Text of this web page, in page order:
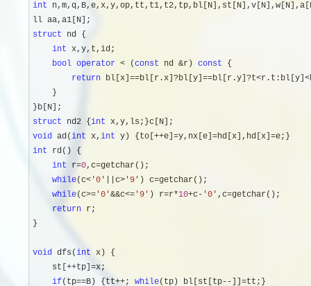
int
struct nd {
int x,y,t,id;
bool operator < (const nd &r) const {
return
    }
struct nd2 { int
void ad(int x, int y) {to[++e]=y,nx[e]=hd[x],hd[x]=
int rd() {
int r=0,c=getchar();
while(c< '0 ' ||c> '9 ' ) c=getchar();
while(c>= '0 '&&c<= '9 ' ) r=r*10+c- '0 ' ,c=getchar();
return r;
}
void dfs(int x) {
    st[
++tp]=x;
if(tp==B) {tt++; while(tp) bl[st[tp--]]=tt;}